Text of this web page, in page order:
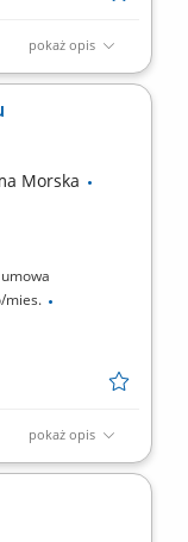
pokaż opis
sprzedaży
kelnerskiej i
Morska
umowa
mies.
pokaż opis
pokoi
z